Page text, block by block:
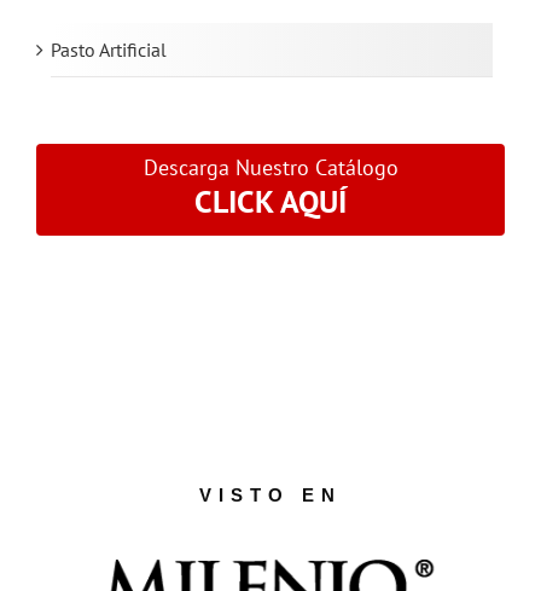
Pasto Artificial
Descarga Nuestro Catálogo
CLICK AQUÍ
VISTO EN